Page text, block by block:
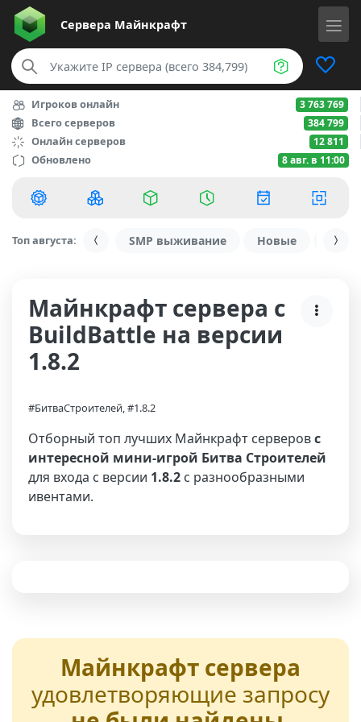
Сервера Майнкрафт
Игроков онлайн 3 763 769
Всего серверов 384 799
Онлайн серверов 12 811
Обновлено 8 авг. в 11:00
Топ августа: SMP выживание Новые С
Майнкрафт сервера с
BuildBattle на версии
1.8.2
#БитваСтроителей, #1.8.2
Отборный топ лучших Майнкрафт серверовс
интересной мини-игрой Битва Строителей
для входа с версии 1.8.2 с разнообразными
ивентами.
Майнкрафт сервера
удовлетворяющие запросу